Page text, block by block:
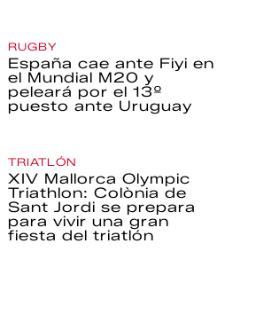
RUGBY
España cae ante Fiyi en
el Mundial M20 y
peleará por el 13º
puesto ante Uruguay
TRIATLÓN
XIV Mallorca Olympic
Triathlon: Colònia de
Sant Jordi se prepara
para vivir una gran
fiesta del triatlón